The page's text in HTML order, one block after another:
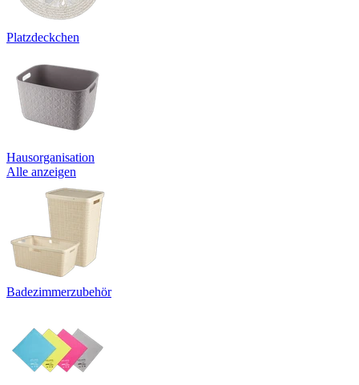
Platzdeckchen
Hausorganisation
Alle anzeigen
Badezimmerzubehör